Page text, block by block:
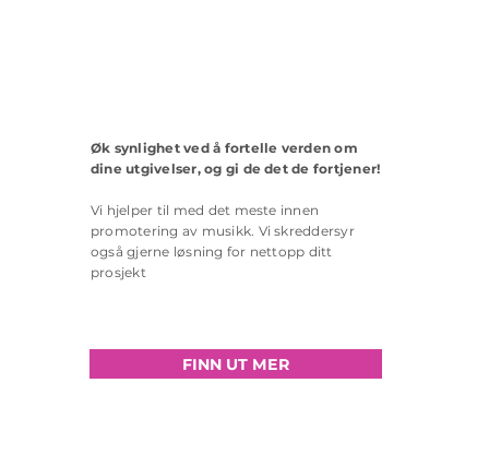
Øk synlighet ved å fortelle verden om
dine utgivelser, og gi de det de fortjener!
Vi hjelper til med det meste innen
promotering av musikk. Vi skreddersyr
også gjerne løsning for nettopp ditt
prosjekt
FINN UT MER